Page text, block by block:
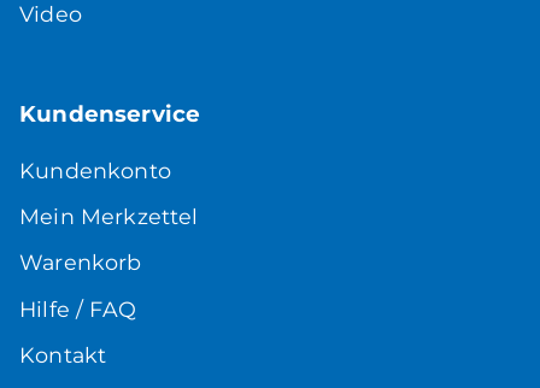
Video
Kundenservice
Kundenkonto
Mein Merkzettel
Warenkorb
Hilfe / FAQ
Kontakt